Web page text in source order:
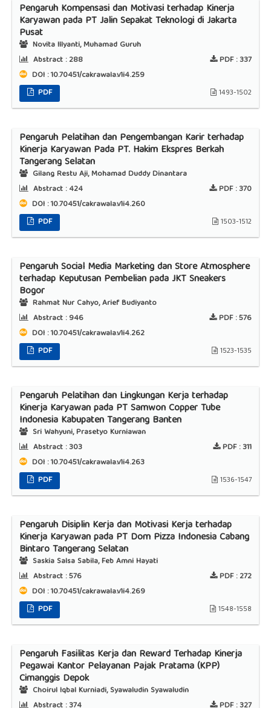
Pengaruh Kompensasi dan Motivasi terhadap Kinerja
Karyawan pada PT Jalin Sepakat Teknologi di Jakarta
Pusat
Novita Illyanti, Muhamad Guruh
Abstract :288 PDF :337
DOI : 10.70451/cakrawala.v1i4.259
PDF
1493-1502
Pengaruh Pelatihan dan Pengembangan Karir terhadap
Kinerja Karyawan Pada PT. Hakim Ekspres Berkah
Tangerang Selatan
Gilang Restu Aji, Mohamad Duddy Dinantara
Abstract :424 PDF :370
DOI : 10.70451/cakrawala.v1i4.260
PDF
1503-1512
Pengaruh Social Media Marketing dan Store Atmosphere
terhadap Keputusan Pembelian pada JKT Sneakers
Bogor
Rahmat Nur Cahyo, Arief Budiyanto
Abstract :946 PDF :576
DOI : 10.70451/cakrawala.v1i4.262
PDF
1523-1535
Pengaruh Pelatihan dan Lingkungan Kerja terhadap
Kinerja Karyawan pada PT Samwon Copper Tube
Indonesia Kabupaten Tangerang Banten
Sri Wahyuni, Prasetyo Kurniawan
Abstract :303 PDF :311
DOI : 10.70451/cakrawala.v1i4.263
PDF
1536-1547
Pengaruh Disiplin Kerja dan Motivasi Kerja terhadap
Kinerja Karyawan pada PT Dom Pizza Indonesia Cabang
Bintaro Tangerang Selatan
Saskia Salsa Sabila, Feb Amni Hayati
Abstract :576 PDF :272
DOI : 10.70451/cakrawala.v1i4.269
PDF
1548-1558
Pengaruh Fasilitas Kerja dan Reward Terhadap Kinerja
Pegawai Kantor Pelayanan Pajak Pratama (KPP)
Cimanggis Depok
Choirul Iqbal Kurniadi, Syawaludin Syawaludin